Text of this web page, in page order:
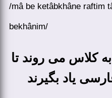
/mâ be ketâbkhâne raftim
bekhânim/
به کلاس می روند تا
یاد بگیرند